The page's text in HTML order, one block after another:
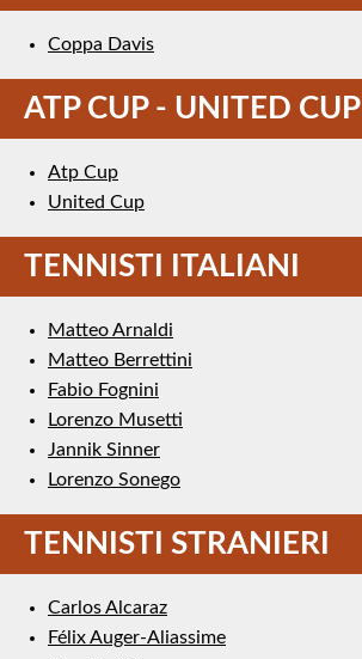
Coppa Davis
ATP CUP - UNITED CUP
Atp Cup
United Cup
TENNISTI ITALIANI
Matteo Arnaldi
Matteo Berrettini
Fabio Fognini
Lorenzo Musetti
Jannik Sinner
Lorenzo Sonego
TENNISTI STRANIERI
Carlos Alcaraz
Félix Auger-Aliassime